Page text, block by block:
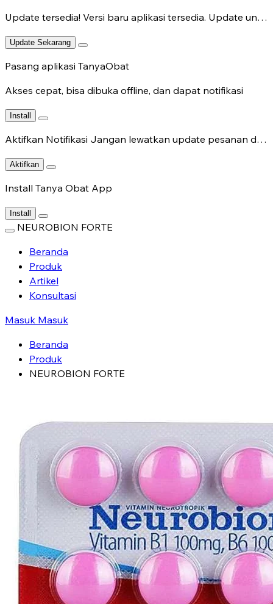
Update tersedia! Versi baru aplikasi tersedia. Update untuk fitur terbaru.
Update Sekarang
Pasang aplikasi TanyaObat
Akses cepat, bisa dibuka offline, dan dapat notifikasi
Install
Aktifkan Notifikasi Jangan lewatkan update pesanan dan chat dokter.
Aktifkan
Install Tanya Obat App
Install
NEUROBION FORTE
Beranda
Produk
Artikel
Konsultasi
Masuk Masuk
Beranda
Produk
NEUROBION FORTE